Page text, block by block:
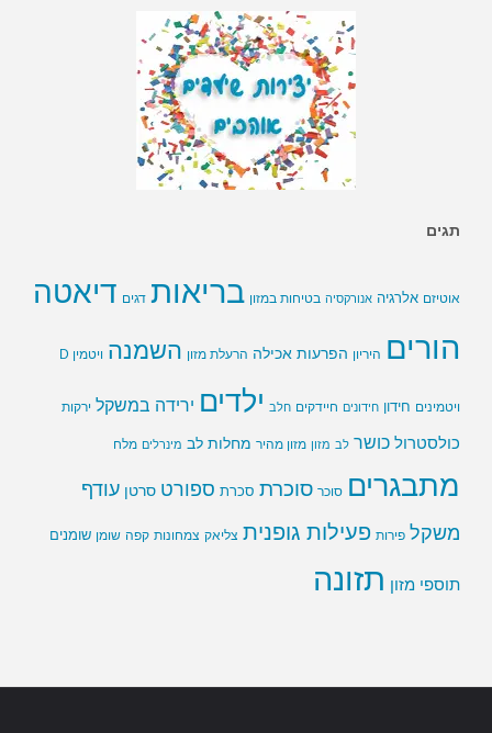
תגים
אוטיזם אלרגיה אנורקסיה בטיחות במזון בריאות דגים דיאטה
הורים היריון הפרעות אכילה הרעלת מזון השמנה ויטמין D
ויטמינים חידון חידונים חיידקים חלב ילדים ירידה במשקל ירקות
כולסטרול כושר לב מזון מזון מהיר מחלות לב מינרלים מלח
מתבגרים סוכר סוכרת סכרת ספורט סרטן עודף
משקל פירות פעילות גופנית צליאק צמחונות קפה שומן שומנים
תוספי מזון תזונה